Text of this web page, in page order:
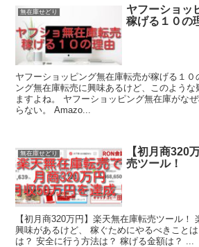
無在庫せどり
ヤフーショッ
稼げる１０の
ヤフーショッピング無在庫転売が稼げる１
ング無在庫転売に興味あるけど、このような
ますよね。 ヤフーショッピング無在庫がな
らない。 Amazo...
無在庫せどり
【初月商320
売ツール！
【初月商320万円】楽天無在庫転売ツール！
興味があるけど、 稼ぐためにやるべきこと
は？ 安全に行う方法は？ 稼げる金額は？ ...